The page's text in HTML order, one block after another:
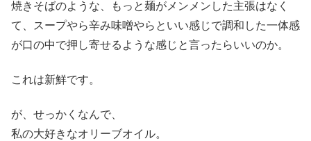
焼きそばのような、もっと麺がメンメンした主張はなく
て、スープやら辛み味噌やらといい感じで調和した一体感
が口の中で押し寄せるような感じと言ったらいいのか。
これは新鮮です。
が、せっかくなんで、
私の大好きなオリーブオイル。